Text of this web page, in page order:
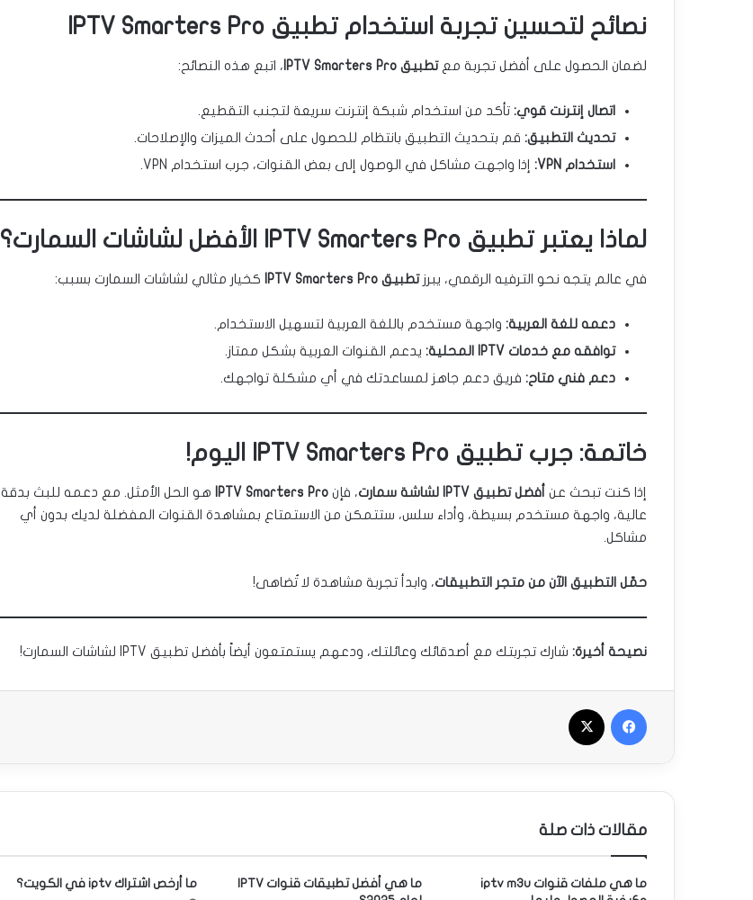
نصائح لتحسين تجربة استخدام تطبيق IPTV Smarters Pro
لضمان الحصول على أفضل تجربة معتطبيق IPTV Smarters Pro ، اتبع هذه النصائح:
اتصال إنترنت قوي: تأكد من استخدام شبكة إنترنت سريعة لتجنب التقطيع.
تحديث التطبيق: قم بتحديث التطبيق بانتظام للحصول على أحدث الميزات والإصلاحات.
استخدام VPN:
إذا واجهت مشاكل في الوصول إلى بعض القنوات، جرب استخدام VPN.
لماذا يعتبر تطبيق IPTV Smarters Pro الأفضل لشاشات السمارت؟
في عالم يتجه نحو الترفيه الرقمي، يبرزتطبيق IPTV Smarters Pro كخيار مثالي لشاشات السمارت بسبب:
دعمه للغة العربية: واجهة مستخدم باللغة العربية لتسهيل الاستخدام.
توافقه مع خدمات IPTV المحلية:
يدعم القنوات العربية بشكل ممتاز.
دعم فني متاح: فريق دعم جاهز لمساعدتك في أي مشكلة تواجهك.
خاتمة: جرب تطبيق IPTV Smarters Pro اليوم!
إذا كنت تبحث عن أفضل تطبيق IPTV لشاشة سمارت ، فإن IPTV Smarters Pro
هو الحل الأمثل. مع دعمه للبث بدقة
عالية، واجهة مستخدم بسيطة، وأداء سلس، ستتمكن من الاستمتاع بمشاهدة القنوات المفضلة لديك بدون أي
مشاكل.
حمّل التطبيق الآن من متجر التطبيقات، وابدأ تجربة مشاهدة لا تُضاهى!
نصيحة أخيرة: شارك تجربتك مع أصدقائك وعائلتك، ودعهم يستمتعون أيضاً بأفضل تطبيق IPTV لشاشات السمارت!
فيسبوك
مقالات ذات صلة
ما هي ملفات قنوات iptv m3u
ما هي أفضل تطبيقات قنوات IPTV
ما أرخص اشتراك iptv في الكويت؟